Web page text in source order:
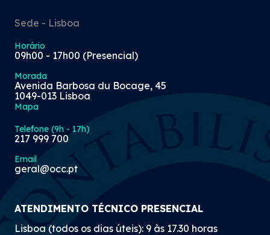
Sede - Lisboa
Horário
09h00 - 17h00 (Presencial)
Morada
Avenida Barbosa du Bocage, 45
1049-013 Lisboa
Mapa
Telefone (9h - 17h)
217 999 700
Email
geral@occ.pt
ATENDIMENTO TÉCNICO PRESENCIAL
Lisboa (todos os dias úteis): 9 às 17.30 horas